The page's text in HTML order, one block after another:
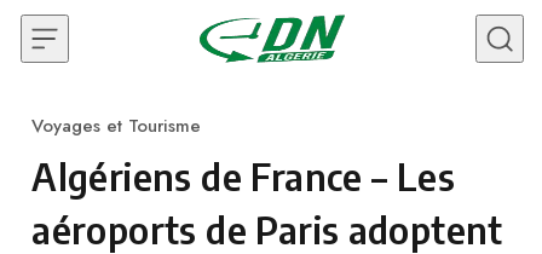
Skip to content
Category
Voyages et Tourisme
Algériens de France – Les
aéroports de Paris adoptent